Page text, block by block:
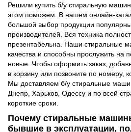
Решили купить б/у стиральную
этом поможем. В нашем онлайн-
большой выбор продукции
производителей. Вся техника
презентабельна. Наши стиральные
качества и способны прослужить на
новые. Чтобы оформить заказ,
в корзину или позвоните по номеру,
Мы доставляем б/у стиральные
Днепр, Харьков, Одессу и по всей
короткие сроки.
Почему стиральные
бывшие в эксплуатации,